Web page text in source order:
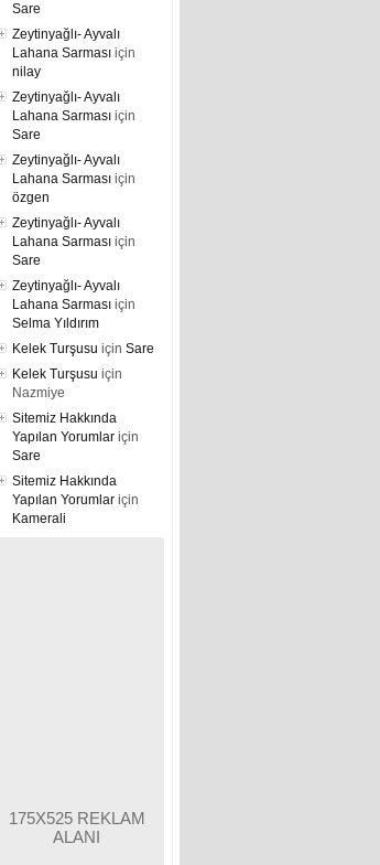
Sare
Zeytinyağlı- Ayvalı
Lahana Sarması için
nilay
Zeytinyağlı- Ayvalı
Lahana Sarması için
Sare
Zeytinyağlı- Ayvalı
Lahana Sarması için
özgen
Zeytinyağlı- Ayvalı
Lahana Sarması için
Sare
Zeytinyağlı- Ayvalı
Lahana Sarması için
Selma Yıldırım
Kelek Turşusu için Sare
Kelek Turşusu için
Nazmiye
Sitemiz Hakkında
Yapılan Yorumlar için
Sare
Sitemiz Hakkında
Yapılan Yorumlar için
Kamerali
175X525 REKLAM
ALANI